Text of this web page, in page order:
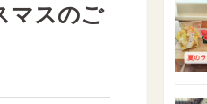
マスのご